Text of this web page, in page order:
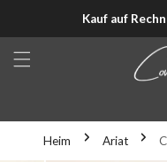
SPRINGENKauf auf
Heim Ariat